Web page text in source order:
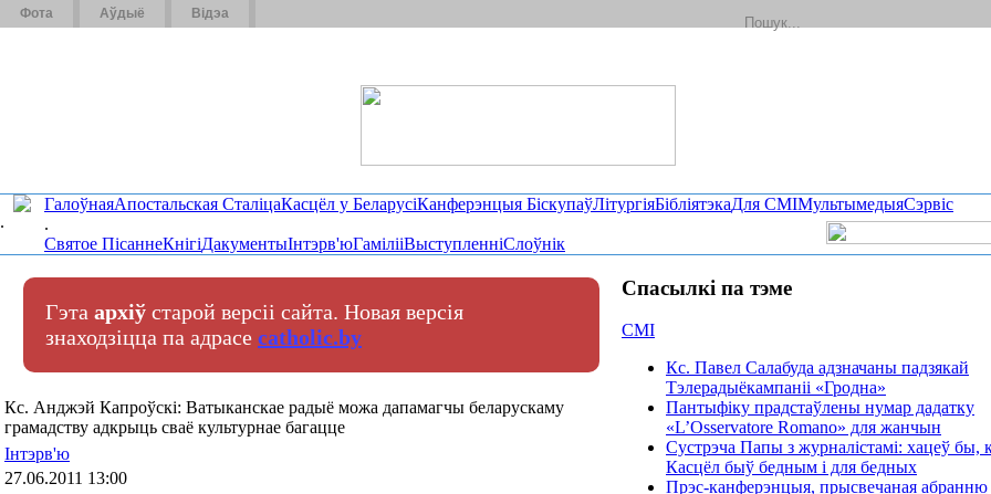
Фота Аўдыё Відэа
.
ГалоўнаяАпостальская СталіцаКасцёл у БеларусіКанферэнцыя БіскупаўЛітургіяБібліятэкаДля СМІМультымедыяСэрвіс
.
Святое ПісаннеКнігіДакументыІнтэрв'юГамілііВыступленніСлоўнік
Гэта архіў старой версіі сайта. Новая версія
знаходзіцца па адрасе catholic.by
Кс. Анджэй Капроўскі: Ватыканскае радыё можа дапамагчы беларускаму
грамадству адкрыць сваё культурнае багацце
Інтэрв'ю
27.06.2011 13:00
Спасылкі па тэме
СМІ
Кс. Павел Салабуда адзначаны падзякай
Тэлерадыёкампаніі «Гродна»
Пантыфіку прадстаўлены нумар дадатку
«L’Osservatore Romano» для жанчын
Сустрэча Папы з журналістамі: хацеў бы,
Касцёл быў бедным і для бедных
Прэс-канферэнцыя, прысвечаная абранню